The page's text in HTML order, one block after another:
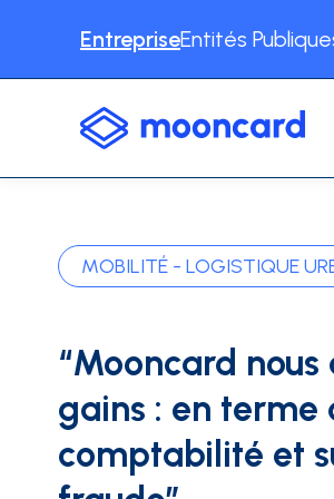
EntrepriseEntités
Dépenses
Automatisation
Cartes virtuelles
Facturation
Notes de frais
Autres cas d'usages
CONTENU Partenaires
MOBILITÉ - LOGISTIQUE
“Mooncard
gains : en terme
comptabilité et